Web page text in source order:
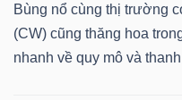
Bùng nổ cùng thị trường
(CW) cũng thăng hoa
nhanh về quy mô và
CÔNG